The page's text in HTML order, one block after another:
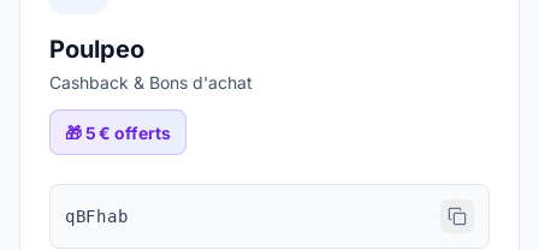
Poulpeo
Cashback & Bons d'achat
🎁5 € offerts
qBFhab